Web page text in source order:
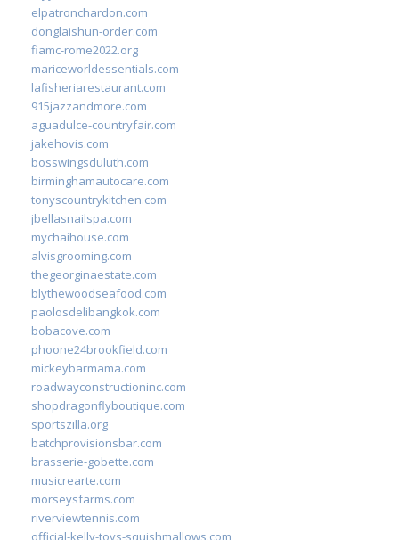
elpatronchardon.com
donglaishun-order.com
fiamc-rome2022.org
mariceworldessentials.com
lafisheriarestaurant.com
915jazzandmore.com
aguadulce-countryfair.com
jakehovis.com
bosswingsduluth.com
birminghamautocare.com
tonyscountrykitchen.com
jbellasnailspa.com
mychaihouse.com
alvisgrooming.com
thegeorginaestate.com
blythewoodseafood.com
paolosdelibangkok.com
bobacove.com
phoone24brookfield.com
mickeybarmama.com
roadwayconstructioninc.com
shopdragonflyboutique.com
sportszilla.org
batchprovisionsbar.com
brasserie-gobette.com
musicrearte.com
morseysfarms.com
riverviewtennis.com
official-kelly-toys-squishmallows.com